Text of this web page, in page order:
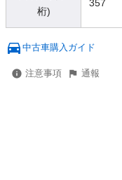
桁)
357
中古車購入ガイド
注意事項 通報